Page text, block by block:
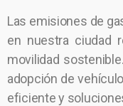
Las emisiones de
en nuestra ciudad
movilidad
adopción de
eficiente y